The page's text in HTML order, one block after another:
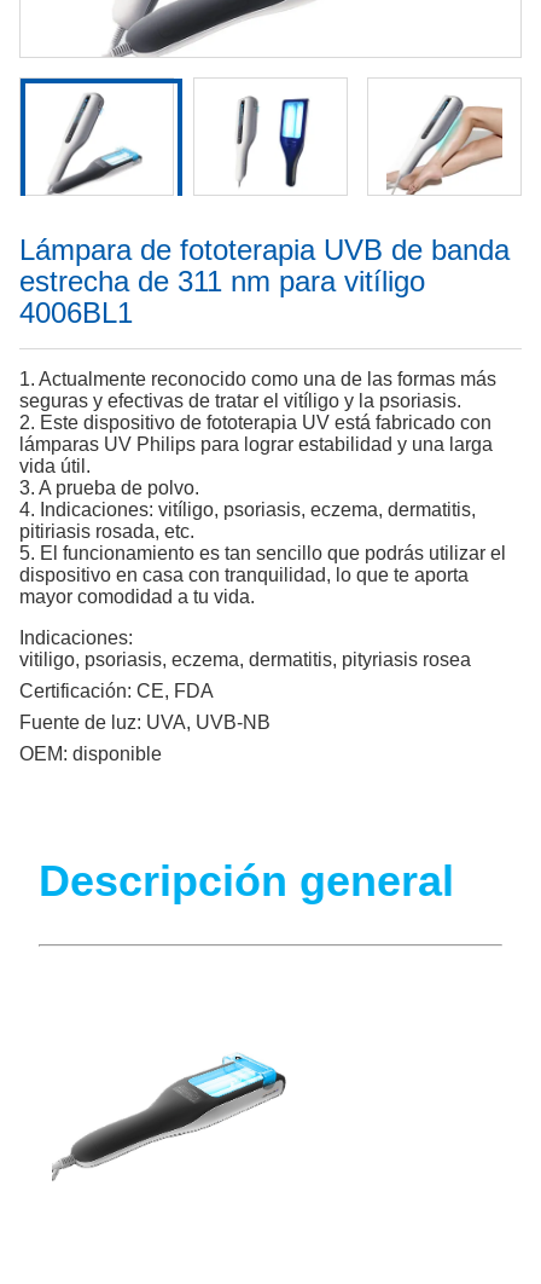
Lámpara de fototerapia UVB de banda
estrecha de 311 nm para vitíligo
4006BL1
1. Actualmente reconocido como una de las formas más
seguras y efectivas de tratar el vitíligo y la psoriasis.
2. Este dispositivo de fototerapia UV está fabricado con
lámparas UV Philips para lograr estabilidad y una larga
vida útil.
3. A prueba de polvo.
4. Indicaciones: vitíligo, psoriasis, eczema, dermatitis,
pitiriasis rosada, etc.
5. El funcionamiento es tan sencillo que podrás utilizar el
dispositivo en casa con tranquilidad, lo que te aporta
mayor comodidad a tu vida.
Indicaciones:
vitiligo, psoriasis, eczema, dermatitis, pityriasis rosea
Certificación: CE, FDA
Fuente de luz: UVA, UVB-NB
OEM: disponible
Descripción general